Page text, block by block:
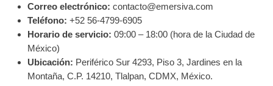
Correo electrónico: contacto@emersiva.com
Teléfono: +52 56-4799-6905
Horario de servicio: 09:00 – 18:00 (hora de la Ciudad de
México)
Ubicación: Periférico Sur 4293, Piso 3, Jardines en la
Montaña, C.P. 14210, Tlalpan, CDMX, México.